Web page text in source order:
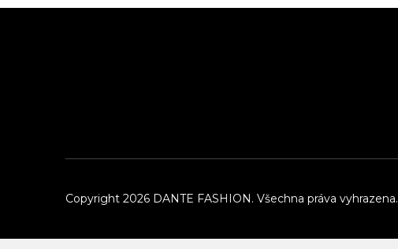
Copyright 2026 DANTE FASHION . Všechna práva vyhrazena.